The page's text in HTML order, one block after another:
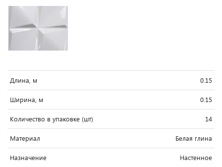
Длина, м 0.15
Ширина, м 0.15
Количество в упаковке (шт) 14
Материал Белая глина
Назначение Настенное